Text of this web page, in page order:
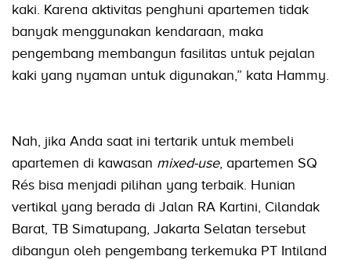
kaki. Karena aktivitas penghuni apartemen tidak
banyak menggunakan kendaraan, maka
pengembang membangun fasilitas untuk pejalan
kaki yang nyaman untuk digunakan,” kata Hammy.
Nah, jika Anda saat ini tertarik untuk membeli
apartemen di kawasan mixed-use, apartemen SQ
Rés bisa menjadi pilihan yang terbaik. Hunian
vertikal yang berada di Jalan RA Kartini, Cilandak
Barat, TB Simatupang, Jakarta Selatan tersebut
dibangun oleh pengembang terkemuka PT Intiland